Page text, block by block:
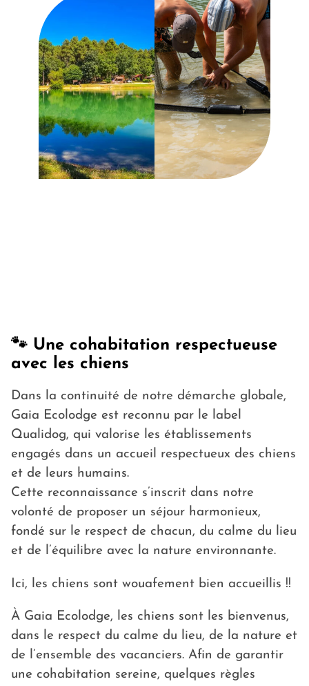
🐾 Une cohabitation respectueuse
avec les chiens
Dans la continuité de notre démarche globale,
Gaia Ecolodge est reconnu par le label
Qualidog, qui valorise les établissements
engagés dans un accueil respectueux des chiens
et de leurs humains.
Cette reconnaissance s’inscrit dans notre
volonté de proposer un séjour harmonieux,
fondé sur le respect de chacun, du calme du lieu
et de l’équilibre avec la nature environnante.
Ici, les chiens sont wouafement bien accueillis !!
À Gaia Ecolodge, les chiens sont les bienvenus,
dans le respect du calme du lieu, de la nature et
de l’ensemble des vacanciers. Afin de garantir
une cohabitation sereine, quelques règles